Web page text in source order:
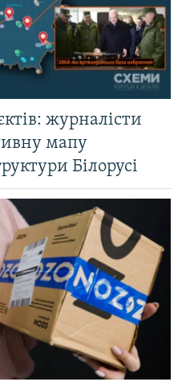
журналісти
мапу
Білорусі